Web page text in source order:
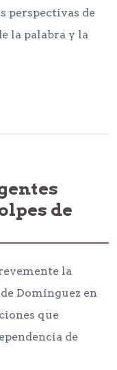
perspectivas de
la palabra y la
de
la
Domínguez en
que
de